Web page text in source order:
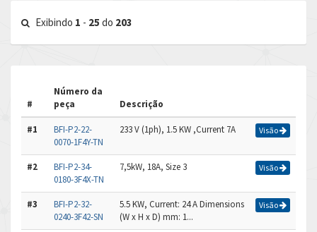
Exibindo 1 - 25 do 203
#
Número da
peça
Descrição
#1
BFI-P2-22-
0070-1F4Y-TN
233 V (1ph), 1.5 KW ,Current 7A Visão
#2
BFI-P2-34-
0180-3F4X-TN
7,5kW, 18A, Size 3 Visão
#3
BFI-P2-32-
0240-3F42-SN
5.5 KW, Current: 24 A Dimensions
(W x H x D) mm: 1...
Visão